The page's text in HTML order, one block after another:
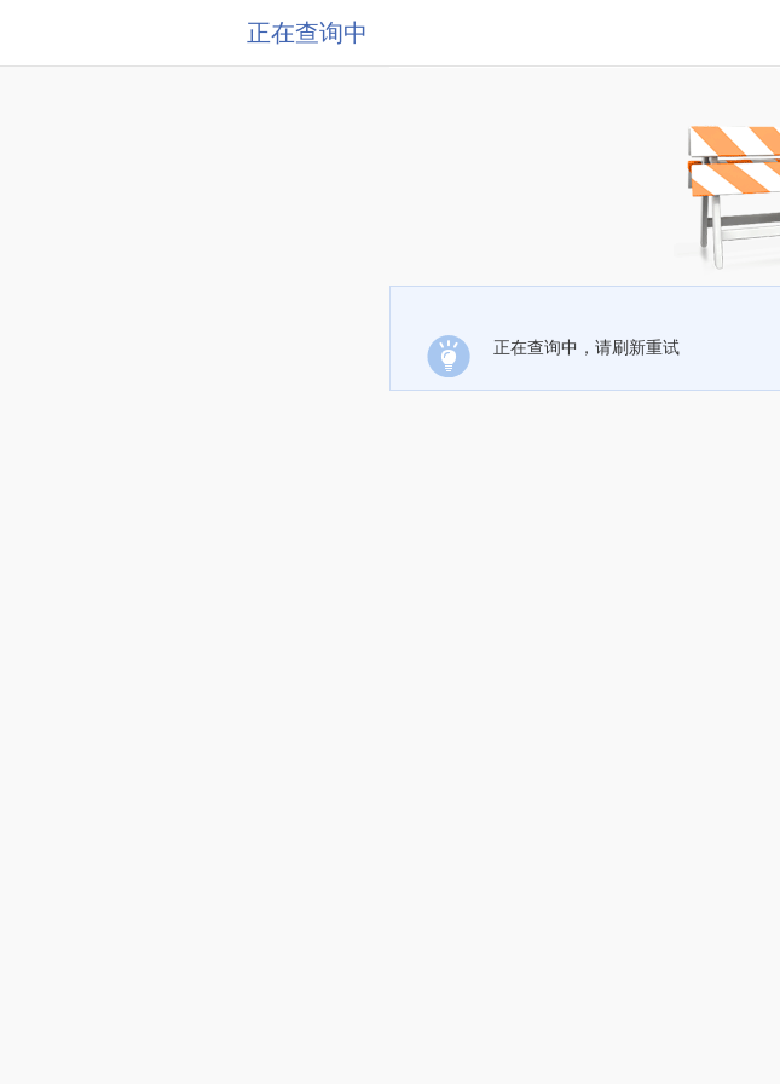
正在查询中
正在查询中，请刷新重试